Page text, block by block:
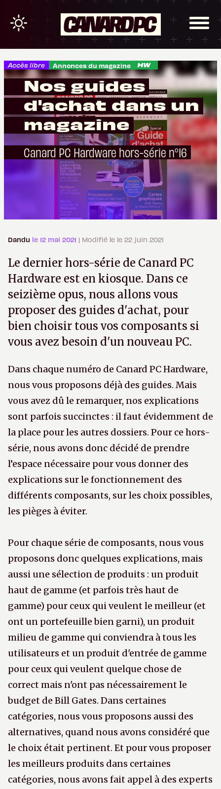
Accès libre Annonces du magazine
Nos guides
d'achat dans un
magazine
Canard PC Hardware hors-série n°16
Dandu le 12 mai 2021 | Modifié le le 22 juin 2021
Le dernier hors-série de Canard PC
Hardware est en kiosque. Dans ce
seizième opus, nous allons vous
proposer des guides d'achat, pour
bien choisir tous vos composants si
vous avez besoin d'un nouveau PC.
Dans chaque numéro de Canard PC Hardware,
nous vous proposons déjà des guides. Mais
vous avez dû le remarquer, nos explications
sont parfois succinctes : il faut évidemment de
la place pour les autres dossiers. Pour ce hors-
série, nous avons donc décidé de prendre
l’espace nécessaire pour vous donner des
explications sur le fonctionnement des
différents composants, sur les choix possibles,
les pièges à éviter.
Pour chaque série de composants, nous vous
proposons donc quelques explications, mais
aussi une sélection de produits : un produit
haut de gamme (et parfois très haut de
gamme) pour ceux qui veulent le meilleur (et
ont un portefeuille bien garni), un produit
milieu de gamme qui conviendra à tous les
utilisateurs et un produit d'entrée de gamme
pour ceux qui veulent quelque chose de
correct mais n'ont pas nécessairement le
budget de Bill Gates. Dans certaines
catégories, nous vous proposons aussi des
alternatives, quand nous avons considéré que
le choix était pertinent. Et pour vous proposer
les meilleurs produits dans certaines
catégories, nous avons fait appel à des experts